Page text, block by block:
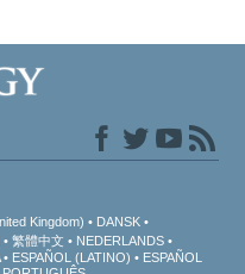
Kingdom)
DANSK
繁體中文
NEDERLANDS
ESPAÑOL (LATINO)
ESPAÑOL